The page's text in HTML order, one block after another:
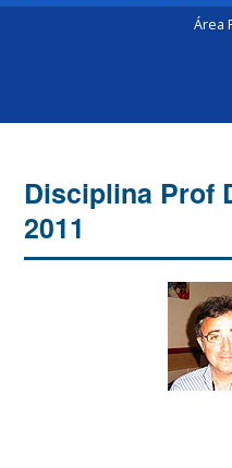
Área
Disciplina Prof
2011